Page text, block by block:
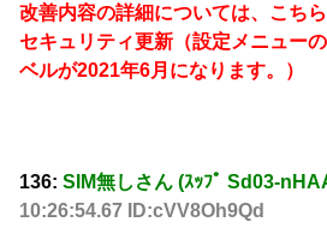
改善内容の詳細については、こち
セキュリティ更新（設定メニュー
ベルが2021年6月になります。）
136: SIM無しさん (ｽｯﾌﾟ Sd03-
10:26:54.67 ID:cVV8Oh9Qd